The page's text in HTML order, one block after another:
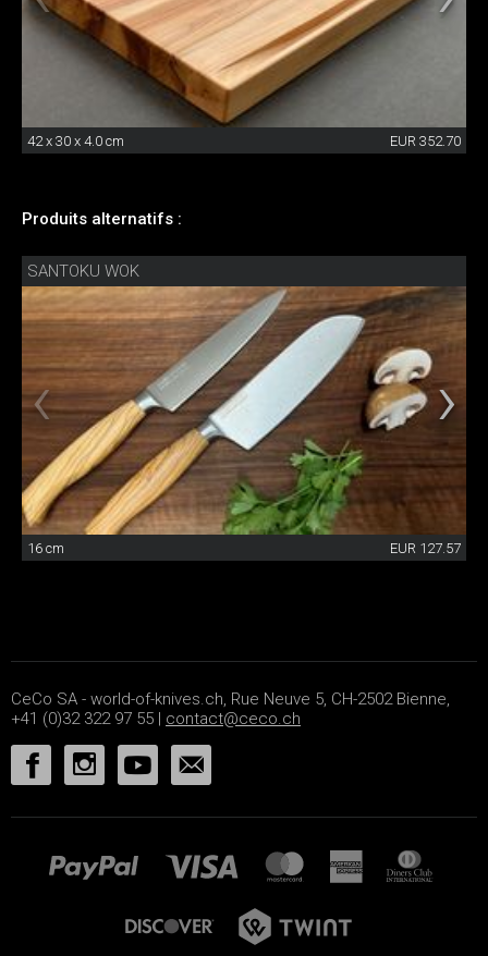
42 x 30 x 4.0 cm EUR 352.70
Produits alternatifs :
SANTOKU WOK
16 cm EUR 127.57
CeCo SA - world-of-knives.ch, Rue Neuve 5, CH-2502 Bienne,
+41 (0)32 322 97 55 | contact@ceco.ch